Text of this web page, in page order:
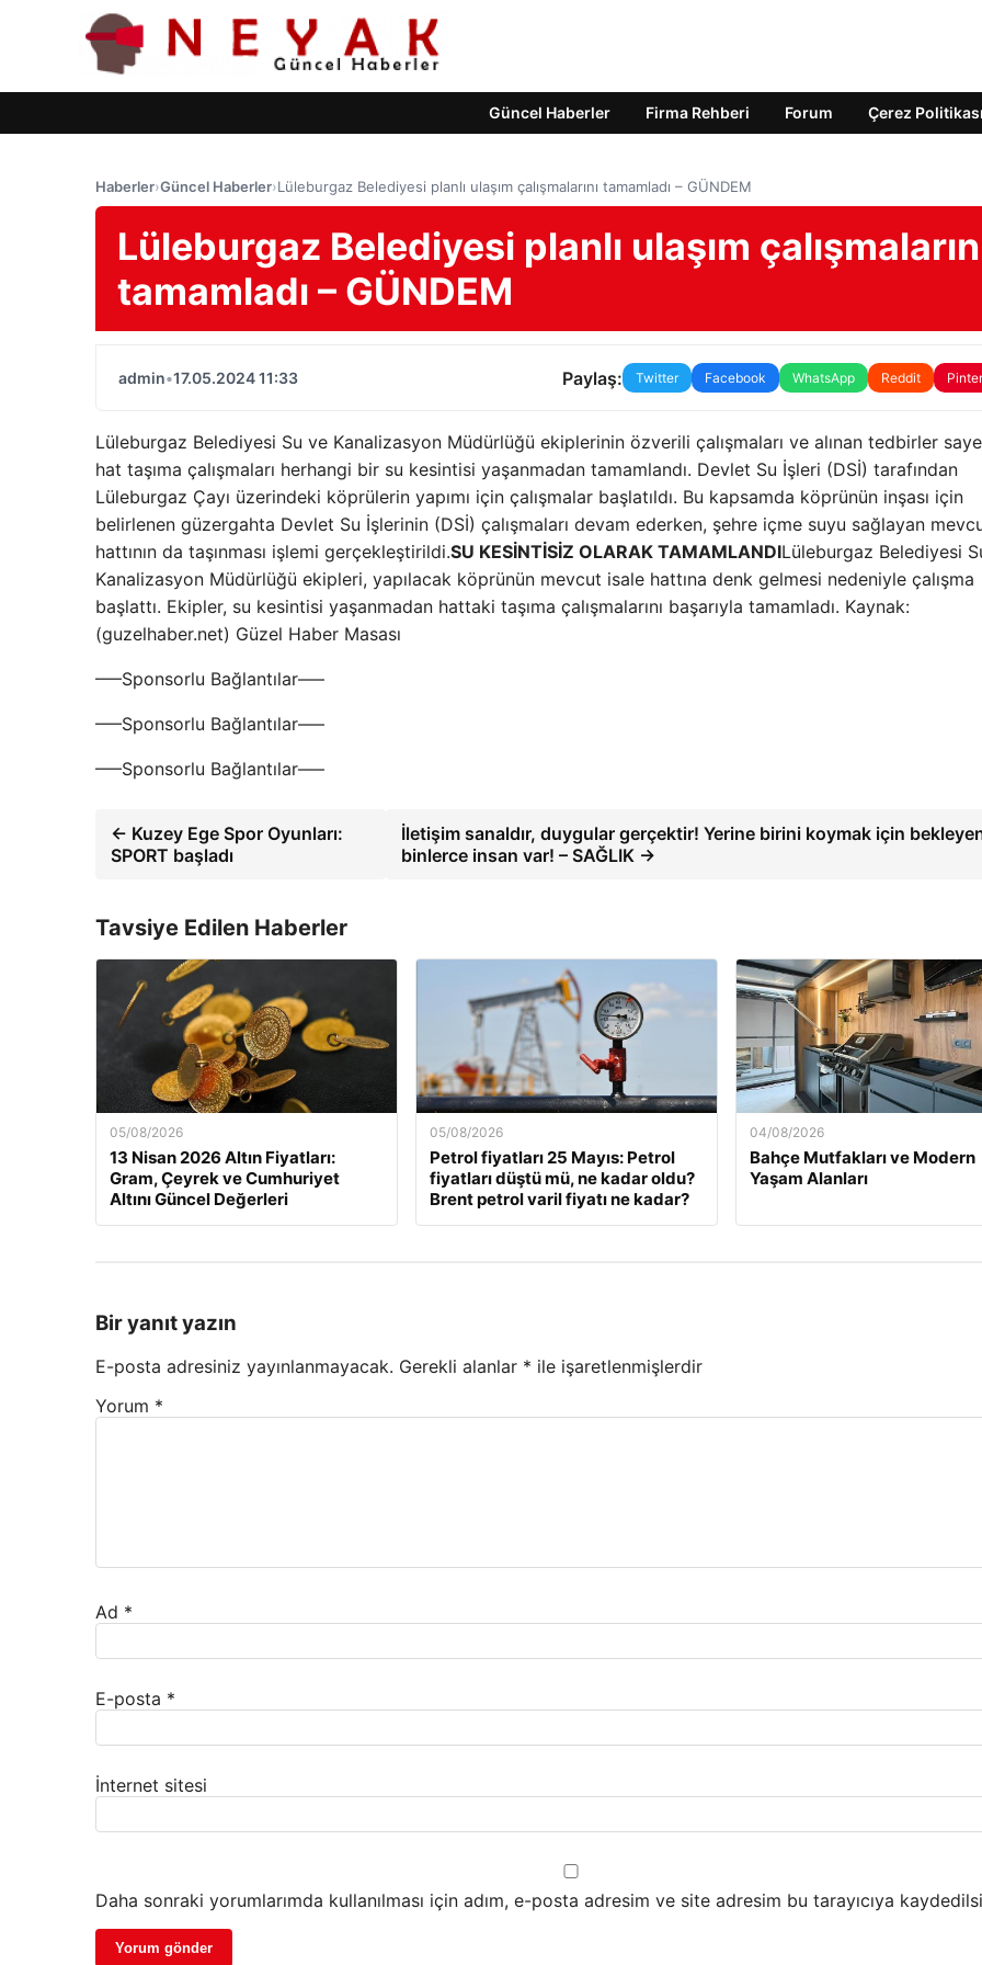
Güncel Haberler Firma Rehberi Forum Çerez Politikası
Haberler›Güncel Haberler›Lüleburgaz Belediyesi planlı ulaşım çalışmalarını tamamladı – GÜNDEM
Lüleburgaz Belediyesi planlı ulaşım
tamamladı – GÜNDEM
admin•17.05.2024 11:33 Paylaş: Twitter Facebook WhatsApp Reddit
Lüleburgaz Belediyesi Su ve Kanalizasyon Müdürlüğü ekiplerinin özverili çalışmaları ve alınan tedbirler
hat taşıma çalışmaları herhangi bir su kesintisi yaşanmadan tamamlandı. Devlet Su İşleri (DSİ) tarafından
Lüleburgaz Çayı üzerindeki köprülerin yapımı için çalışmalar başlatıldı. Bu kapsamda köprünün inşası için
belirlenen güzergahta Devlet Su İşlerinin (DSİ) çalışmaları devam ederken, şehre içme suyu sağlayan
hattının da taşınması işlemi gerçekleştirildi.SU KESİNTİSİZ OLARAK TAMAMLANDILüleburgaz Belediyesi
Kanalizasyon Müdürlüğü ekipleri, yapılacak köprünün mevcut isale hattına denk gelmesi nedeniyle çalışma
başlattı. Ekipler, su kesintisi yaşanmadan hattaki taşıma çalışmalarını başarıyla tamamladı. Kaynak:
(guzelhaber.net) Güzel Haber Masası
—–Sponsorlu Bağlantılar—–
—–Sponsorlu Bağlantılar—–
—–Sponsorlu Bağlantılar—–
← Kuzey Ege Spor Oyunları:
SPORT başladı
İletişim sanaldır, duygular gerçektir! Yerine birini koymak için
binlerce insan var! – SAĞLIK →
Tavsiye Edilen Haberler
05/08/2026
13 Nisan 2026 Altın Fiyatları:
Gram, Çeyrek ve Cumhuriyet
Altını Güncel Değerleri
05/08/2026
Petrol fiyatları 25 Mayıs: Petrol
fiyatları düştü mü, ne kadar oldu?
Brent petrol varil fiyatı ne kadar?
04/08/2026
Bahçe Mutfakları ve Modern
Yaşam Alanları
Bir yanıt yazın
E-posta adresiniz yayınlanmayacak. Gerekli alanlar * ile işaretlenmişlerdir
Yorum *
Ad *
E-posta *
İnternet sitesi
Daha sonraki yorumlarımda kullanılması için adım, e-posta adresim ve site adresim bu tarayıcıya